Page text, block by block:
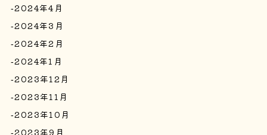
2024年4月
2024年3月
2024年2月
2024年1月
2023年12月
2023年11月
2023年10月
2023年9月